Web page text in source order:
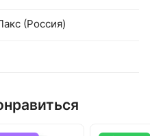
(Россия)